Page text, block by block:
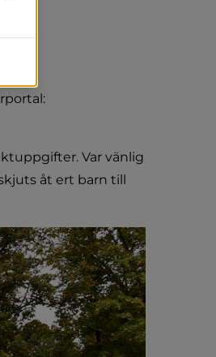
Var vänlig
åt ert barn till